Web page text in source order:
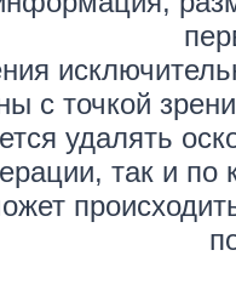
с точкой
удалять
так и по